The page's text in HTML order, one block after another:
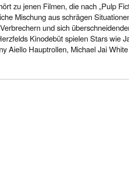
zu jenen Filmen, die nach „Pulp
Mischung aus schrägen
und sich
Kinodebüt spielen Stars wie
Aiello Hauptrollen, Michael Jai